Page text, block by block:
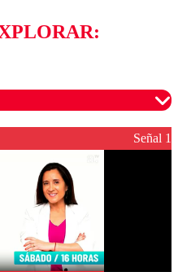
para garantizar un
Señal 1